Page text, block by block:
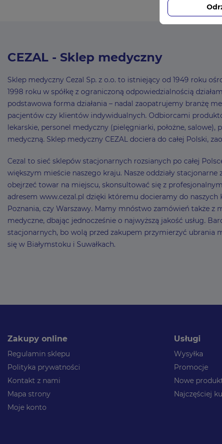
CEZAL - Sklep medyczny
Sklep medyczny Cezal Sp. z o.o. to istniejący od 1949 roku
1998 roku w spółkę z ograniczoną odpowiedzialnością
podstawowa forma działania – nadal zaopatrujemy branżę
pacjentów czy klientów indywidualnych. Odbiorcami
lekarskie, personel medyczny (pielęgniarki, położne,
medyczną. Sklep medyczny CEZAL dociera do całej Polski,
Cezal to sieć sklepów stacjonarnych rozsianych po całej
większym mieście naszego kraju. Nasze oddziały
obejrzeć towar na miejscu, skonsultować się z
adresem www.cezal.pl dzięki któremu docieramy do
Poznania, czy Warszawy. Mamy mnóstwo zamówień także
medyczne, dbając jednocześnie o najwyższą jakość usług.
stacjonarnych, bo wolą przed zakupem przymierzyć ubrania
się w Białymstoku i Suwałkach.
Zakupy online
Regulamin sklepu
Polityka prywatności
Kontakt z nami
Mapa strony
Moje konto
Usługi
Wysyłka
Promocje
Nowe
Najczęściej